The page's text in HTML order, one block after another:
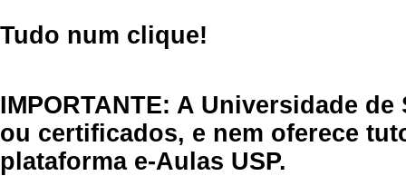
Tudo num clique!
IMPORTANTE: A Universidade
ou certificados, e nem oferece
plataforma e-Aulas USP.